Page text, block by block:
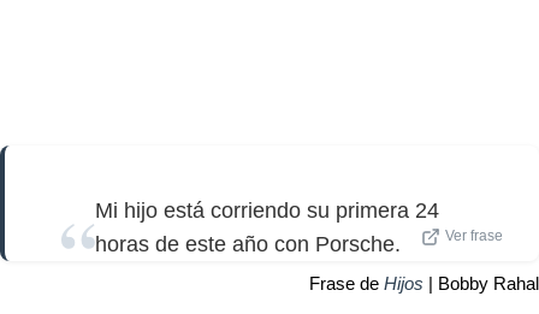
Mi hijo está corriendo su primera 24
horas de este año con Porsche.
Ver frase
Frase de Hijos | Bobby Rahal